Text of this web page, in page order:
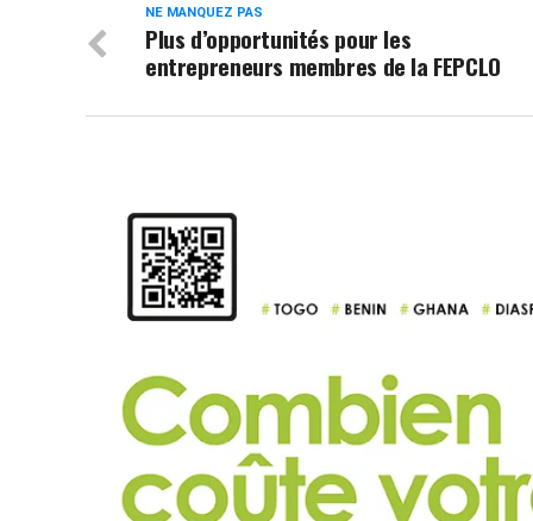
NE MANQUEZ PAS
Plus d’opportunités pour les
entrepreneurs membres de la FEPCLO